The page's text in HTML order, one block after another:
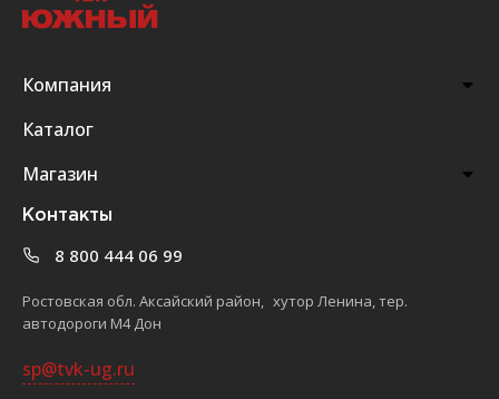
Компания
Каталог
Магазин
Контакты
8 800 444 06 99
Ростовская обл. Аксайский район, хутор Ленина, тер.
автодороги М4 Дон
sp@tvk-ug.ru